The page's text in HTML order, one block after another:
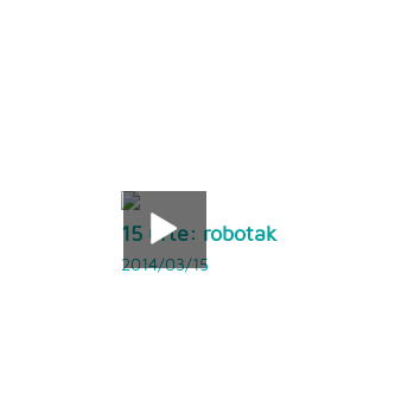
15 urte: robotak
2014/03/15